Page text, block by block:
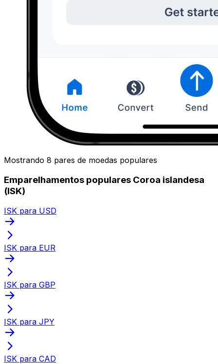
Mostrando 8 pares de moedas populares
Emparelhamentos populares Coroa islandesa
(ISK)
ISK para USD
ISK para EUR
ISK para GBP
ISK para JPY
ISK para CAD